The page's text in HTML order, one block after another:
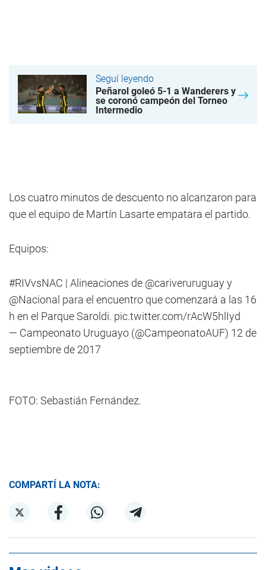
Seguí leyendo
Peñarol goleó 5-1 a Wanderers y
se coronó campeón del Torneo
Intermedio
Los cuatro minutos de descuento no alcanzaron para
que el equipo de Martín Lasarte empatara el partido.
Equipos:
#RIVvsNAC | Alineaciones de @cariveruruguayy
@Nacional para el encuentro que comenzará a las 16
h en el Parque Saroldi. pic.twitter.com/rAcW5hlIyd
— Campeonato Uruguayo (@CampeonatoAUF) 12 de
septiembre de 2017
FOTO: Sebastián Fernández.
COMPARTÍ LA NOTA: